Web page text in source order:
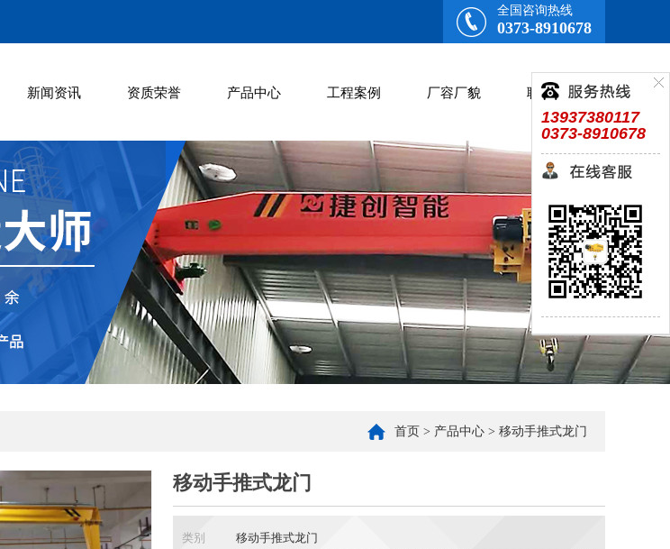
全国咨询热线
0373-8910678
新闻资讯 资质荣誉 产品中心 工程案例 厂容厂貌 联系我们
首页 > 产品中心 > 移动手推式龙门
移动手推式龙门
类别 移动手推式龙门
13937380117
0373-8910678